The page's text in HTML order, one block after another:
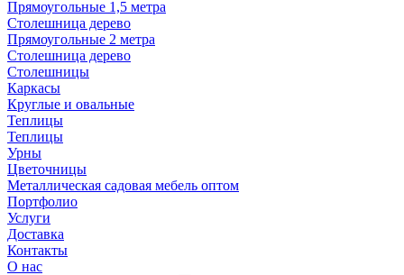
Прямоугольные 1,5 метра
Столешница дерево
Прямоугольные 2 метра
Столешница дерево
Столешницы
Каркасы
Круглые и овальные
Теплицы
Теплицы
Урны
Цветочницы
Металлическая садовая мебель оптом
Портфолио
Услуги
Доставка
Контакты
О нас